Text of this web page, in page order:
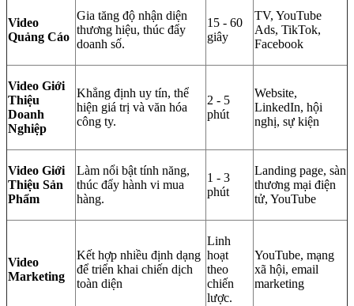
Video
Quảng Cáo
Gia tăng độ nhận diện
thương hiệu, thúc đẩy
doanh số.
15 - 60
giây
TV, YouTube
Ads, TikTok,
Facebook
Video Giới
Thiệu
Doanh
Nghiệp
Khẳng định uy tín, thể
hiện giá trị và văn hóa
công ty.
2 - 5
phút
Website,
LinkedIn, hội
nghị, sự kiện
Video Giới
Thiệu Sản
Phẩm
Làm nổi bật tính năng,
thúc đẩy hành vi mua
hàng.
1 - 3
phút
Landing page, sàn
thương mại điện
tử, YouTube
Video
Marketing
Kết hợp nhiều định dạng
để triển khai chiến dịch
toàn diện
Linh
hoạt
theo
chiến
lược.
YouTube, mạng
xã hội, email
marketing